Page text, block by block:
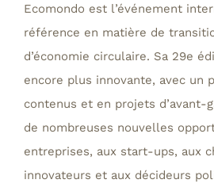
Ecomondo est l’événement
référence en matière de
d’économie circulaire. Sa 29e
encore plus innovante, avec un
contenus et en projets d’avant-
de nombreuses nouvelles
entreprises, aux start-ups, aux
innovateurs et aux décideurs